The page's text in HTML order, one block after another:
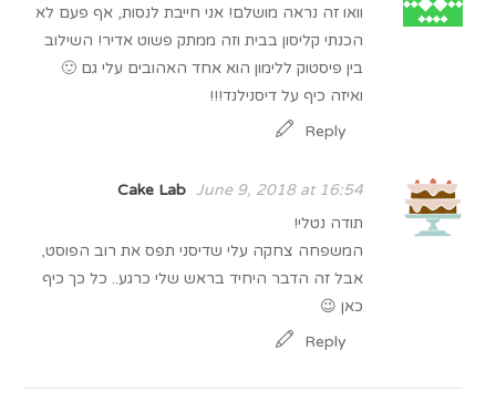
וואו זה נראה מושלם! אני חייבת לנסות, אף פעם לא
הכנתי קליסון בבית וזה ממתק פשוט אדיר! השילוב
בין פיסטוק ללימון הוא אחד האהובים עלי גם 🙂
ואיזה כיף על דיסנילנד!!!
Reply
Cake Lab June 9, 2018 at 16:54
תודה נטלי!
המשפחה צחקה עלי שדיסני תפס את רוב הפוסט,
אבל זה הדבר היחיד בראש שלי כרגע.. כל כך כיף
כאן 😉
Reply